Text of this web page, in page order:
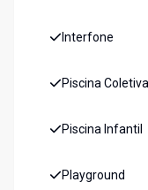
Interfone
Piscina Coletiva
Piscina Infantil
Playground